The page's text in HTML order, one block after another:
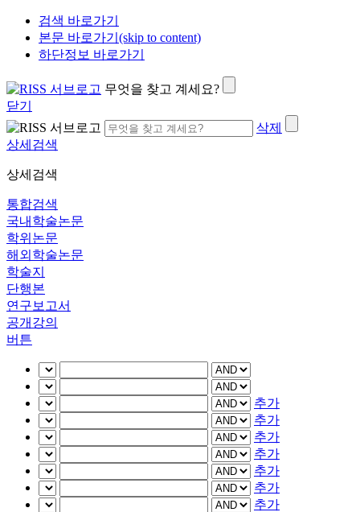
검색 바로가기
본문 바로가기(skip to content)
하단정보 바로가기
무엇을 찾고 계세요?
닫기
삭제
상세검색
상세검색
통합검색
국내학술논문
학위논문
해외학술논문
학술지
단행본
연구보고서
공개강의
버튼
추가
추가
추가
추가
추가
추가
추가